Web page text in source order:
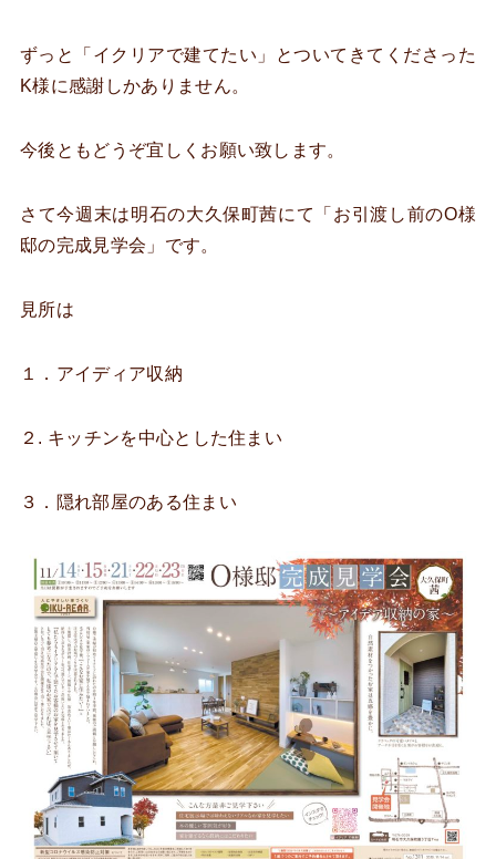
ずっと「イクリアで建てたい」とついてきてくださった
K様に感謝しかありません。
今後ともどうぞ宜しくお願い致します。
さて今週末は明石の大久保町茜にて「お引渡し前のO様
邸の完成見学会」です。
見所は
１．アイディア収納
２. キッチンを中心とした住まい
３．隠れ部屋のある住まい